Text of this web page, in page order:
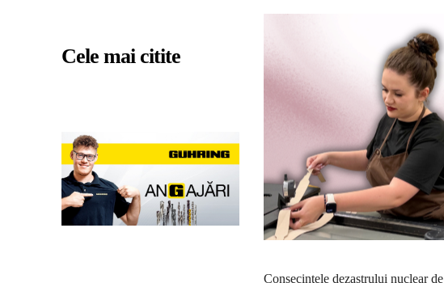
Cele mai citite
Consecinţele dezastrului nu­clear